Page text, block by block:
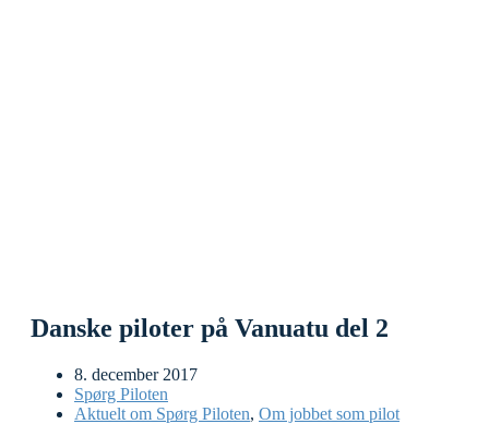
Danske piloter på Vanuatu del 2
8. december 2017
Spørg Piloten
Aktuelt om Spørg Piloten, Om jobbet som pilot